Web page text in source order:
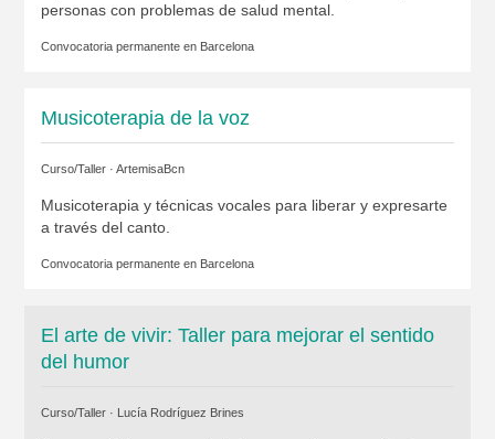
personas con problemas de salud mental.
Convocatoria permanente en Barcelona
Musicoterapia de la voz
Curso/Taller · ArtemisaBcn
Musicoterapia y técnicas vocales para liberar y expresarte
a través del canto.
Convocatoria permanente en Barcelona
El arte de vivir: Taller para mejorar el sentido
del humor
Curso/Taller · Lucía Rodríguez Brines